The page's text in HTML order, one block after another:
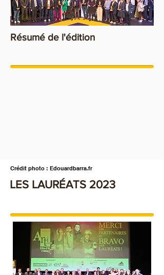
Résumé de l'édition
Crédit photo : Edouardbarra.fr
LES LAURÉATS 2023